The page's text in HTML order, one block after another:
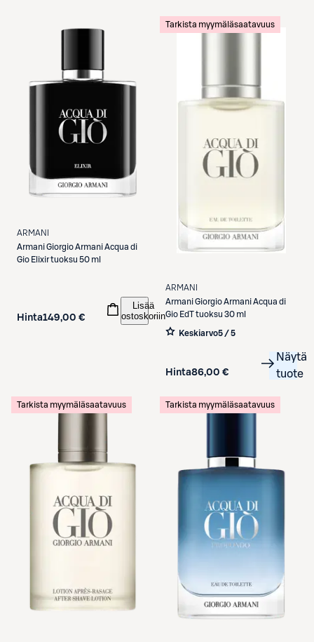
ARMANI
ArmaniGiorgio Armani Acqua di
Gio Elixir tuoksu 50 ml
Hinta149,00 €
Lisää
ostoskoriin
Tarkista myymäläsaatavuus
ARMANI
ArmaniGiorgio Armani Acqua di
Gio EdT tuoksu 30 ml
Keskiarvo5 / 5
Hinta86,00 €
Näytä
tuote
Tarkista myymäläsaatavuus Tarkista myymäläsaatavuus